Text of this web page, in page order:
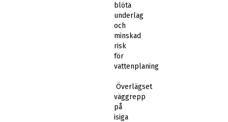
blöta
underlag
och
minskad
risk
för
vattenplaning
Överlägset
väggrepp
på
isiga